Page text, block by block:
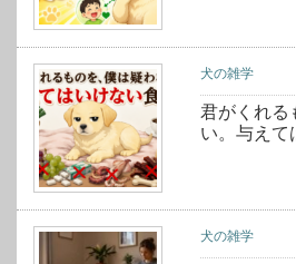
犬の雑学
君がくれる
い。与えて
犬の雑学